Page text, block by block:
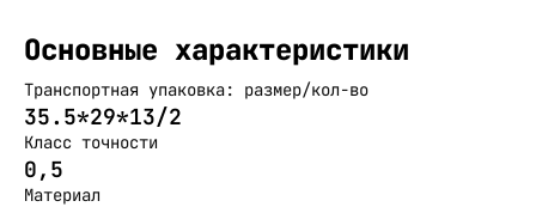
Основные характеристики
Транспортная упаковка: размер/кол-во
35.5*29*13/2
Класс точности
0,5
Материал